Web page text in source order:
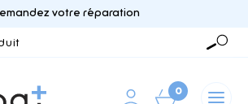
votre réparation
0